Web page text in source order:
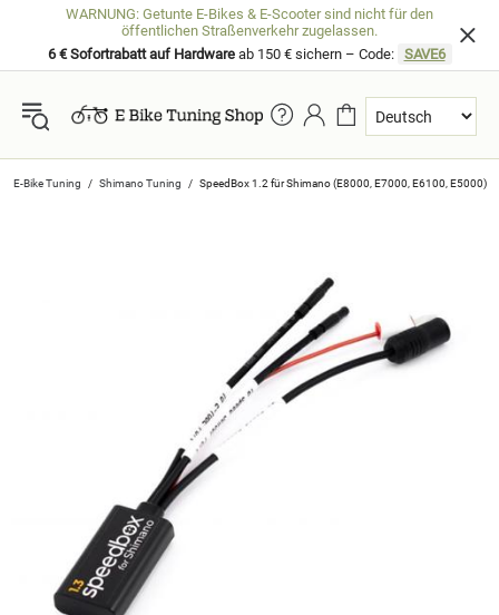
WARNUNG: Getunte E-Bikes & E-Scooter sind nicht für den
öffentlichen Straßenverkehr zugelassen.
6 € Sofortrabatt auf Hardwareab 150 € sichern – Code: SAVE6
E-Bike Tuning Shimano Tuning SpeedBox 1.2 für Shimano (E8000, E7000, E6100, E5000)